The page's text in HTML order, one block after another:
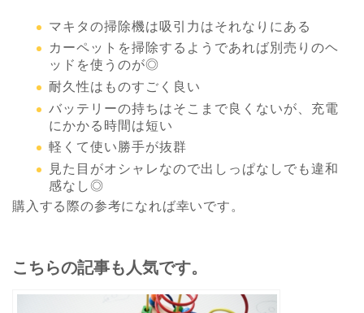
マキタの掃除機は吸引力はそれなりにある
カーペットを掃除するようであれば別売りのヘ
ッドを使うのが◎
耐久性はものすごく良い
バッテリーの持ちはそこまで良くないが、充電
にかかる時間は短い
軽くて使い勝手が抜群
見た目がオシャレなので出しっぱなしでも違和
感なし◎
購入する際の参考になれば幸いです。
こちらの記事も人気です。